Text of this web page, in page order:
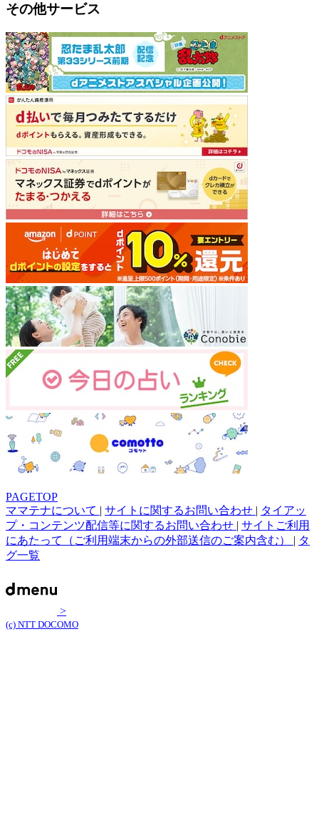
その他サービス
PAGETOP
ママテナについて | サイトに関するお問い合わせ | タイアッ
プ・コンテンツ配信等に関するお問い合わせ | サイトご利用
にあたって（ご利用端末からの外部送信のご案内含む） | タ
グ一覧
>
(c) NTT DOCOMO